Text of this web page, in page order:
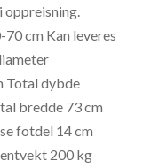
oppreisning.
cm Kan leveres
Total dybde
bredde 73 cm
fotdel 14 cm
200 kg